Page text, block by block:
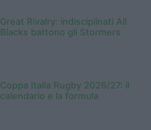
Great Rivalry: indisciplinati All
Blacks battono gli Stormers
Coppa Italia Rugby 2026/27: il
calendario e la formula